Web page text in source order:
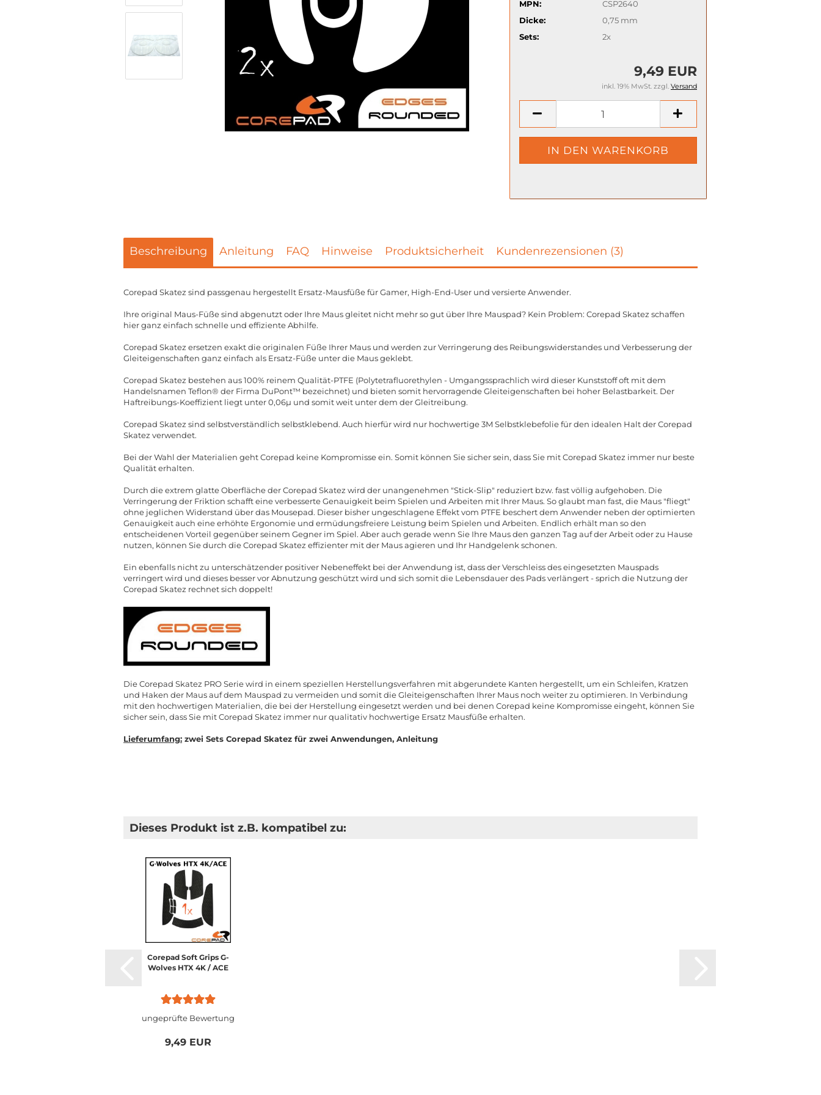
MPN:
CSP2640
Dicke:
0,75 mm
Sets:
2x
9,49 EUR
inkl. 19% MwSt. zzgl. Versand
Beschreibung Anleitung FAQ Hinweise Produktsicherheit Kundenrezensionen (3)
Corepad Skatez sind passgenau hergestellt Ersatz-Mausfüße für Gamer, High-End-User und versierte Anwender.
Ihre original Maus-Füße sind abgenutzt oder Ihre Maus gleitet nicht mehr so gut über Ihre Mauspad? Kein Problem: Corepad Skatez schaffen
hier ganz einfach schnelle und effiziente Abhilfe.
Corepad Skatez ersetzen exakt die originalen Füße Ihrer Maus und werden zur Verringerung des Reibungswiderstandes und Verbesserung der
Gleiteigenschaften ganz einfach als Ersatz-Füße unter die Maus geklebt.
Corepad Skatez bestehen aus 100% reinem Qualität-PTFE (Polytetrafluorethylen - Umgangssprachlich wird dieser Kunststoff oft mit dem
Handelsnamen Teflon® der Firma DuPont™ bezeichnet) und bieten somit hervorragende Gleiteigenschaften bei hoher Belastbarkeit. Der
Haftreibungs-Koeffizient liegt unter 0,06µ und somit weit unter dem der Gleitreibung.
Corepad Skatez sind selbstverständlich selbstklebend. Auch hierfür wird nur hochwertige 3M Selbstklebefolie für den idealen Halt der Corepad
Skatez verwendet.
Bei der Wahl der Materialien geht Corepad keine Kompromisse ein. Somit können Sie sicher sein, dass Sie mit Corepad Skatez immer nur beste
Qualität erhalten.
Durch die extrem glatte Oberfläche der Corepad Skatez wird der unangenehmen "Stick-Slip" reduziert bzw. fast völlig aufgehoben. Die
Verringerung der Friktion schafft eine verbesserte Genauigkeit beim Spielen und Arbeiten mit Ihrer Maus. So glaubt man fast, die Maus "fliegt"
ohne jeglichen Widerstand über das Mousepad. Dieser bisher ungeschlagene Effekt vom PTFE beschert dem Anwender neben der optimierten
Genauigkeit auch eine erhöhte Ergonomie und ermüdungsfreiere Leistung beim Spielen und Arbeiten. Endlich erhält man so den
entscheidenen Vorteil gegenüber seinem Gegner im Spiel. Aber auch gerade wenn Sie Ihre Maus den ganzen Tag auf der Arbeit oder zu Hause
nutzen, können Sie durch die Corepad Skatez effizienter mit der Maus agieren und Ihr Handgelenk schonen.
Ein ebenfalls nicht zu unterschätzender positiver Nebeneffekt bei der Anwendung ist, dass der Verschleiss des eingesetzten Mauspads
verringert wird und dieses besser vor Abnutzung geschützt wird und sich somit die Lebensdauer des Pads verlängert - sprich die Nutzung der
Corepad Skatez rechnet sich doppelt!
Die Corepad Skatez PRO Serie wird in einem speziellen Herstellungsverfahren mit abgerundete Kanten hergestellt, um ein Schleifen, Kratzen
und Haken der Maus auf dem Mauspad zu vermeiden und somit die Gleiteigenschaften Ihrer Maus noch weiter zu optimieren. In Verbindung
mit den hochwertigen Materialien, die bei der Herstellung eingesetzt werden und bei denen Corepad keine Kompromisse eingeht, können Sie
sicher sein, dass Sie mit Corepad Skatez immer nur qualitativ hochwertige Ersatz Mausfüße erhalten.
Lieferumfang: zwei Sets Corepad Skatez für zwei Anwendungen, Anleitung
Dieses Produkt ist z.B. kompatibel zu:
Corepad Soft Grips G-
Wolves HTX 4K / ACE
ungeprüfte Bewertung
9,49 EUR